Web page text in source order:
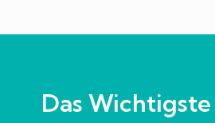
Das